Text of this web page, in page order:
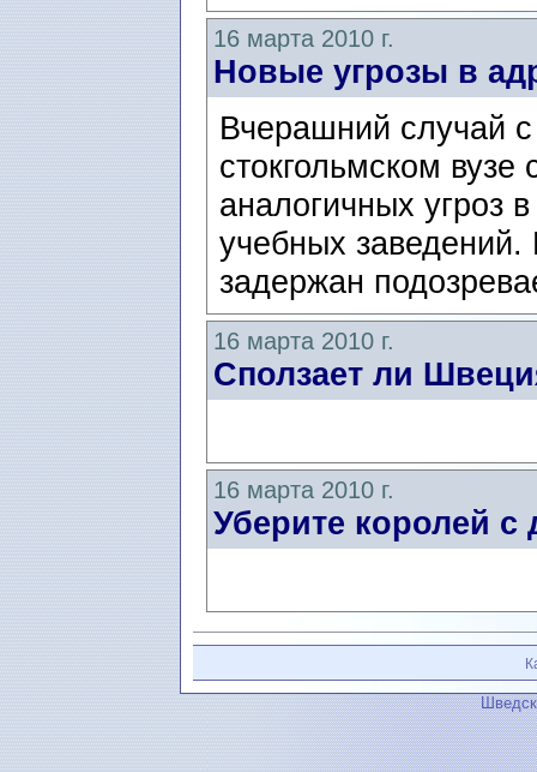
16 марта 2010 г.
Новые угрозы в
Вчерашний случай с
стокгольмском
аналогичных угроз
учебных
задержан
16 марта 2010 г.
Сползает ли
16 марта 2010 г.
Уберите королей с